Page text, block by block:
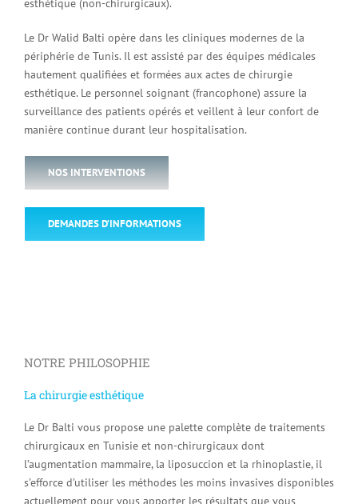
esthétique (non-chirurgicaux).
Le Dr Walid Balti opère dans les cliniques modernes de la
périphérie de Tunis. Il est assisté par des équipes médicales
hautement qualifiées et formées aux actes de chirurgie
esthétique. Le personnel soignant (francophone) assure la
surveillance des patients opérés et veillent à leur confort de
manière continue durant leur hospitalisation.
NOS INTERVENTIONS
DEMANDES D’INFORMATIONS
NOTRE PHILOSOPHIE
La chirurgie esthétique
Le Dr Balti vous propose une palette complète de traitements
chirurgicaux en Tunisie et non-chirurgicaux dont
l’augmentation mammaire, la liposuccion et la rhinoplastie, il
s’efforce d’utiliser les méthodes les moins invasives disponibles
actuellement pour vous apporter les résultats que vous